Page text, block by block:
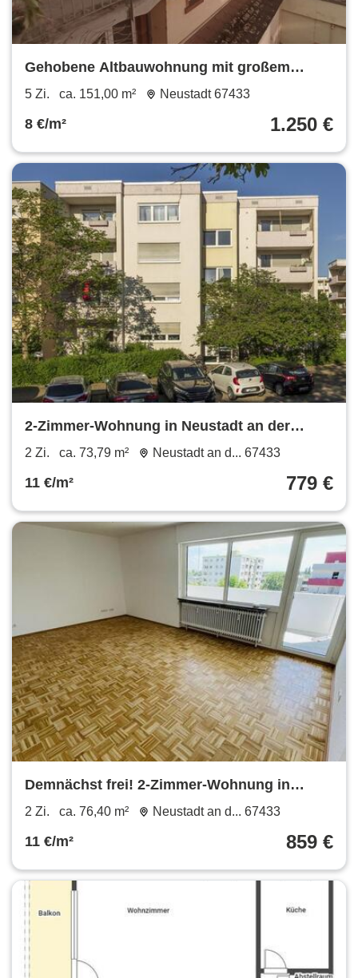
Gehobene Altbauwohnung mit großem
Balkon ca. 150qm - Wohnraum oder
5 Zi. ca. 151,00 m² Neustadt 67433
8 €/m² 1.250 €
2-Zimmer-Wohnung in Neustadt an der
Weinstraße
2 Zi. ca. 73,79 m² Neustadt an d... 67433
11 €/m² 779 €
Demnächst frei! 2-Zimmer-Wohnung in
Neustadt an der Weinstraße
2 Zi. ca. 76,40 m² Neustadt an d... 67433
11 €/m² 859 €